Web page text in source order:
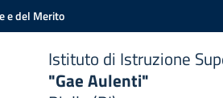
e del Merito
Istituto di Istruzione
"Gae Aulenti"